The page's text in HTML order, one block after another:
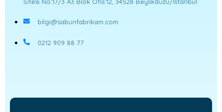
bilgi@sabunfabrikam.com
0212 909 88 77